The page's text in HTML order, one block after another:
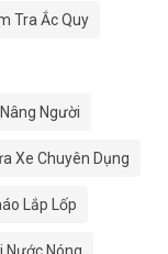
Tra Ắc Quy
Người
Xe Chuyên Dụng
Lắp Lốp